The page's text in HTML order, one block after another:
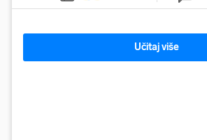
Učitaj više